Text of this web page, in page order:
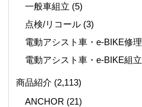
一般車組立 (5)
点検/リコール (3)
電動アシスト車・e-BIKE修理
電動アシスト車・e-BIKE組立
商品紹介 (2,113)
ANCHOR (21)